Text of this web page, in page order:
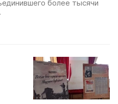
более тысячи